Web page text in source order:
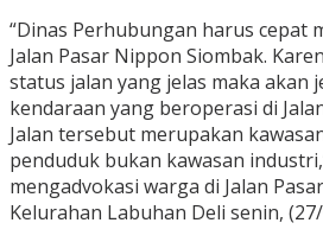
“Dinas Perhubungan harus cepat
Jalan Pasar Nippon Siombak.
status jalan yang jelas maka akan
kendaraan yang beroperasi di
Jalan tersebut merupakan
penduduk bukan kawasan
mengadvokasi warga di Jalan
Kelurahan Labuhan Deli senin,